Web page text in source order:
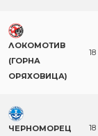
ЛОКОМОТИВ
(ГОРНА
ОРЯХОВИЦА)
18
ЧЕРНОМОРЕЦ
18